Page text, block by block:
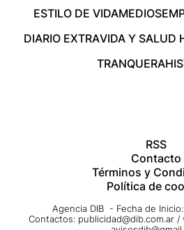
ESTILO DE VIDAMEDIOS
DIARIO EXTRAVIDA Y SALUD
TRANQUERA
RSS
Contacto
Términos y
Política de
Agencia DIB - Fecha de
Contactos: publicidad@dib.com.ar /